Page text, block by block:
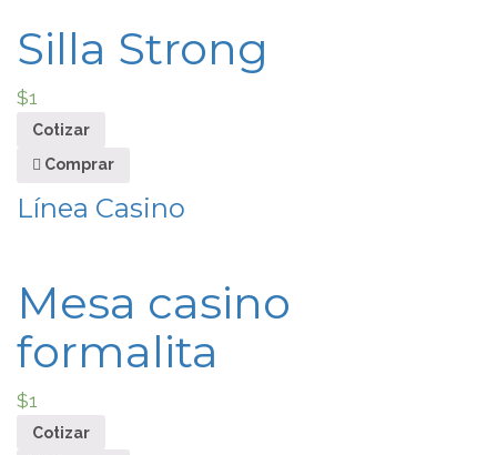
Silla Strong
$1
Cotizar
Comprar
Línea Casino
Mesa casino
formalita
$1
Cotizar